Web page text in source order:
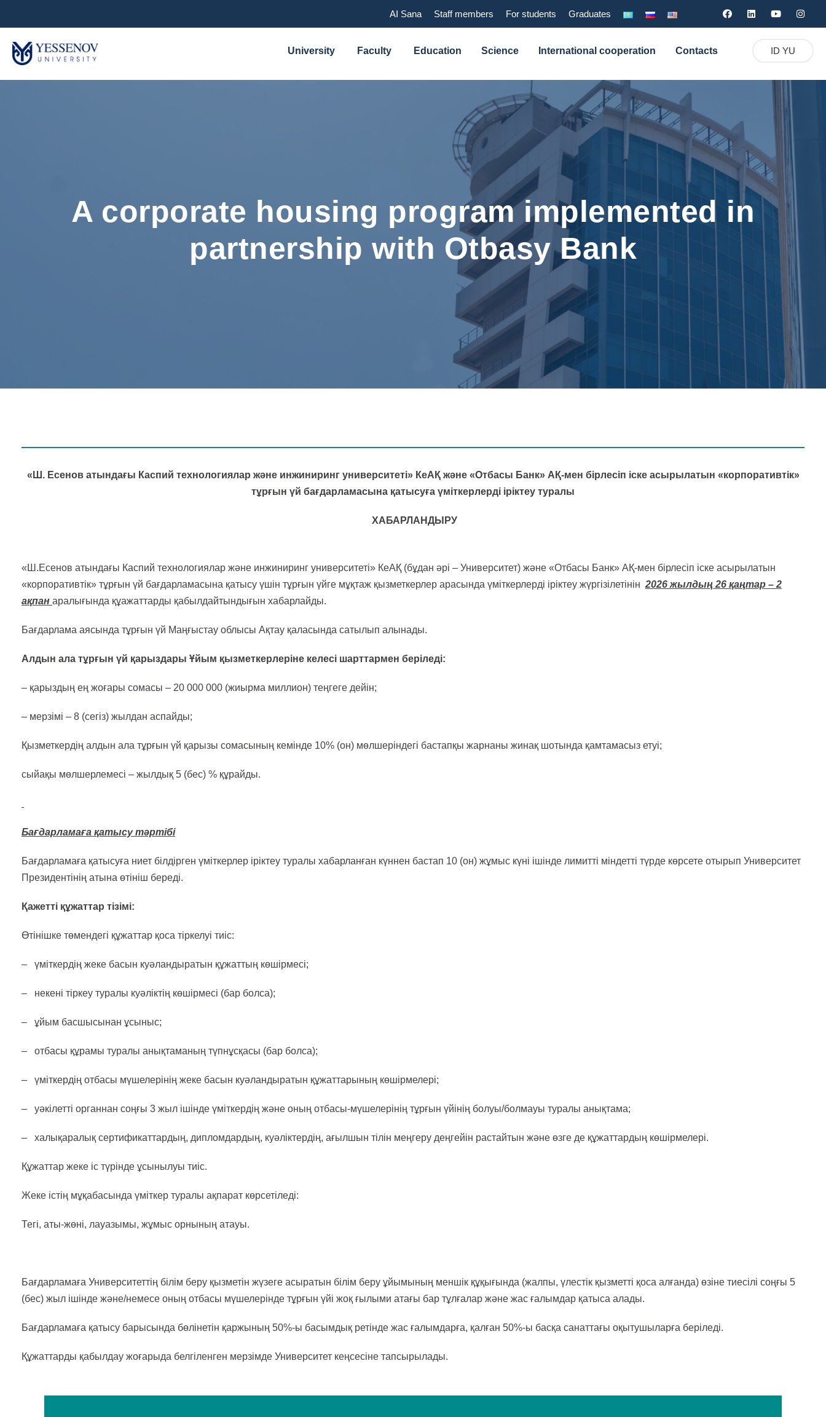
AI Sana Staff members For students Graduates
University Faculty Education Science International cooperation Contacts ID YU
A corporate housing program implemented in
partnership with Otbasy Bank
«Ш. Есенов атындағы Каспий технологиялар және инжиниринг университеті» КеАҚ және «Отбасы Банк» АҚ-мен бірлесіп іске асырылатын «корпоративтік»
тұрғын үй бағдарламасына қатысуға үміткерлерді іріктеу туралы
ХАБАРЛАНДЫРУ
«Ш.Есенов атындағы Каспий технологиялар және инжиниринг университеті» КеАҚ (бұдан әрі – Университет) және «Отбасы Банк» АҚ-мен бірлесіп іске асырылатын
«корпоративтік» тұрғын үй бағдарламасына қатысу үшін тұрғын үйге мұқтаж қызметкерлер арасында үміткерлерді іріктеу жүргізілетінін 2026 жылдың 26 қаңтар – 2
ақпан аралығында құажаттарды қабылдайтындығын хабарлайды.
Бағдарлама аясында тұрғын үй Маңғыстау облысы Ақтау қаласында сатылып алынады.
Алдын ала тұрғын үй қарыздары Ұйым қызметкерлеріне келесі шарттармен беріледі:
– қарыздың ең жоғары сомасы – 20 000 000 (жиырма миллион) теңгеге дейін;
– мерзімі – 8 (сегіз) жылдан аспайды;
Қызметкердің алдын ала тұрғын үй қарызы сомасының кемінде 10% (он) мөлшеріндегі бастапқы жарнаны жинақ шотында қамтамасыз етуі;
сыйақы мөлшерлемесі – жылдық 5 (бес) % құрайды.
Бағдарламаға қатысу тәртібі
Бағдарламаға қатысуға ниет білдірген үміткерлер іріктеу туралы хабарланған күннен бастап 10 (он) жұмыс күні ішінде лимитті міндетті түрде көрсете отырып Университет
Президентінің атына өтініш береді.
Қажетті құжаттар тізімі:
Өтінішке төмендегі құжаттар қоса тіркелуі тиіс:
– үміткердің жеке басын куәландыратын құжаттың көшірмесі;
– некені тіркеу туралы куәліктің көшірмесі (бар болса);
– ұйым басшысынан ұсыныс;
– отбасы құрамы туралы анықтаманың түпнұсқасы (бар болса);
– үміткердің отбасы мүшелерінің жеке басын куәландыратын құжаттарының көшірмелері;
– уәкілетті органнан соңғы 3 жыл ішінде үміткердің және оның отбасы-мүшелерінің тұрғын үйінің болуы/болмауы туралы анықтама;
– халықаралық сертификаттардың, дипломдардың, куәліктердің, ағылшын тілін меңгеру деңгейін растайтын және өзге де құжаттардың көшірмелері.
Құжаттар жеке іс түрінде ұсынылуы тиіс.
Жеке істің мұқабасында үміткер туралы ақпарат көрсетіледі:
Тегі, аты-жөні, лауазымы, жұмыс орнының атауы.
Бағдарламаға Университеттің білім беру қызметін жүзеге асыратын білім беру ұйымының меншік құқығында (жалпы, үлестік қызметті қоса алғанда) өзіне тиесілі соңғы 5
(бес) жыл ішінде және/немесе оның отбасы мүшелерінде тұрғын үйі жоқ ғылыми атағы бар тұлғалар және жас ғалымдар қатыса алады.
Бағдарламаға қатысу барысында бөлінетін қаржының 50%-ы басымдық ретінде жас ғалымдарға, қалған 50%-ы басқа санаттағы оқытушыларға беріледі.
Құжаттарды қабылдау жоғарыда белгіленген мерзімде Университет кеңсесіне тапсырылады.